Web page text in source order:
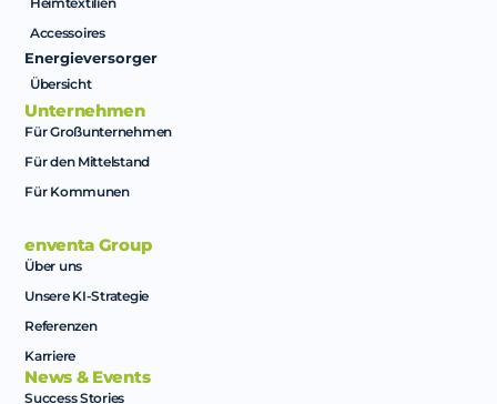
Accessoires
Energieversorger
Übersicht
Unternehmen
Für Großunternehmen
Für den Mittelstand
Für Kommunen
enventa Group
Über uns
Unsere KI-Strategie
Referenzen
Karriere
News & Events
Success Stories